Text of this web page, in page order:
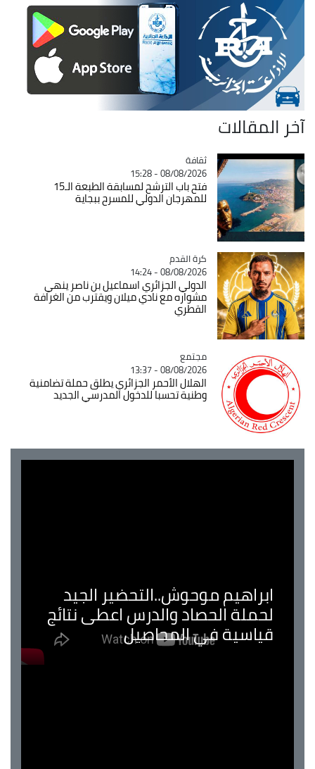
آخر المقالات
Catégorie
ثقافة
08/08/2026 - 15:28
فتح باب الترشح لمسابقة الطبعة الـ15
للمهرجان الدولي للمسرح ببجاية
Catégorie
كرة القدم
08/08/2026 - 14:24
الدولي الجزائري اسماعيل بن ناصر ينهي
مشواره مع نادي ميلان ويقترب من الغرافة
القطري
Catégorie
مجتمع
08/08/2026 - 13:37
الهلال الأحمر الجزائري يطلق حملة تضامنية
وطنية تحسبا للدخول المدرسي الجديد
ابراهيم موحوش..التحضير الجيد
لحملة الحصاد والدرس اعطى نتائج
قياسية في المحاصيل